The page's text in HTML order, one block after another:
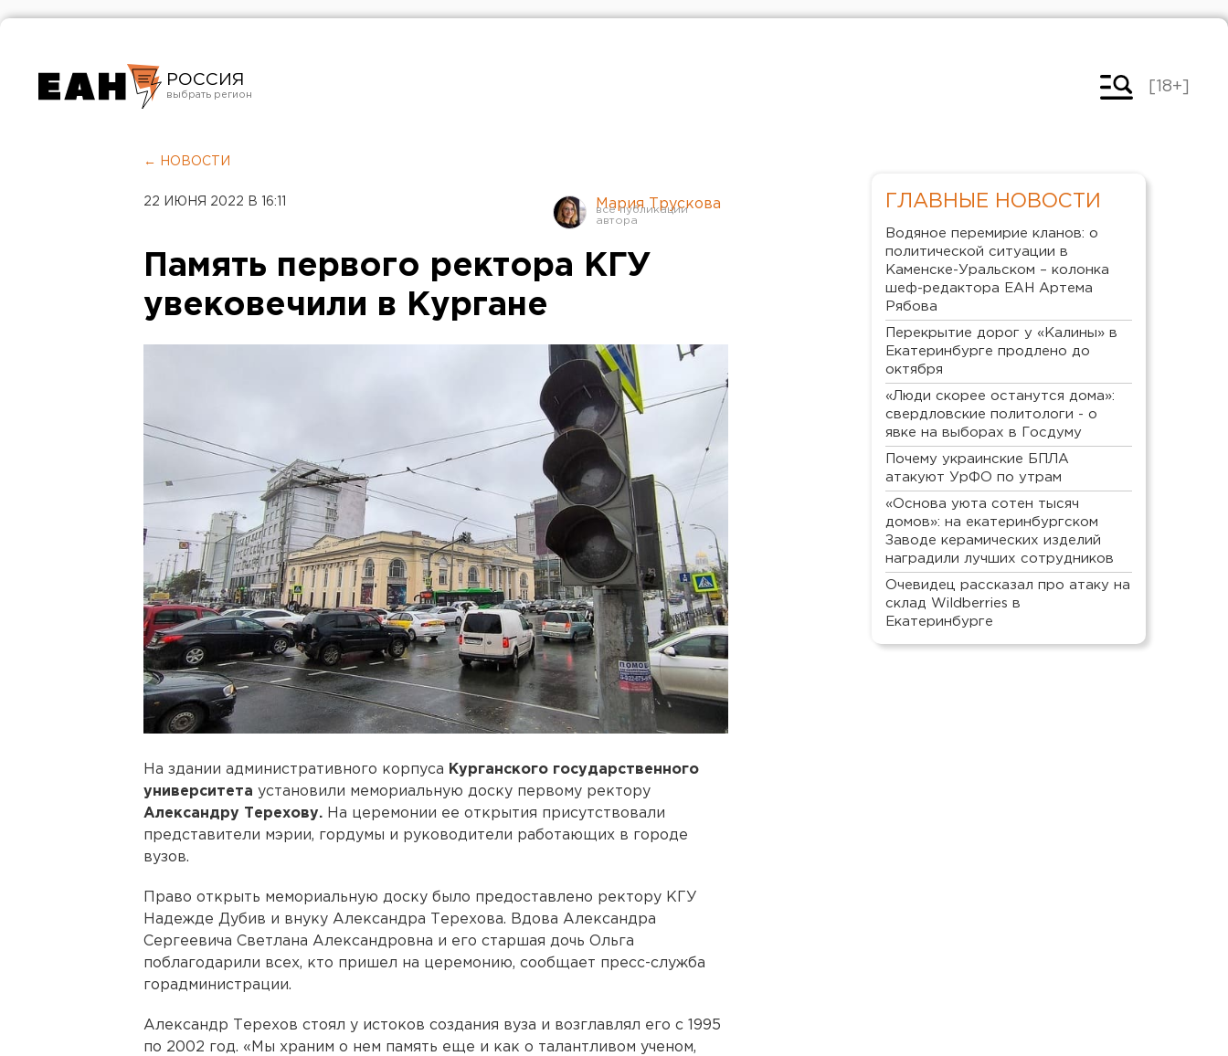
РОССИЯ
Челябинск
[18+]
← НОВОСТИ
22 ИЮНЯ 2022 В 16:11 Мария Трускова
Память первого ректора КГУ
увековечили в Кургане
На здании административного корпуса Курганского государственного
университета установили мемориальную доску первому ректору
Александру Терехову. На церемонии ее открытия присутствовали
представители мэрии, гордумы и руководители работающих в городе
вузов.
Право открыть мемориальную доску было предоставлено ректору КГУ
Надежде Дубив и внуку Александра Терехова. Вдова Александра
Сергеевича Светлана Александровна и его старшая дочь Ольга
поблагодарили всех, кто пришел на церемонию, сообщает пресс-служба
горадминистрации.
Александр Терехов стоял у истоков создания вуза и возглавлял его с 1995
по 2002 год. «Мы храним о нем память еще и как о талантливом ученом,
ГЛАВНЫЕ НОВОСТИ
Водяное перемирие кланов: о
политической ситуации в
Каменске-Уральском – колонка
шеф-редактора ЕАН Артема
Рябова
Перекрытие дорог у «Калины» в
Екатеринбурге продлено до
октября
«Люди скорее останутся дома»:
свердловские политологи - о
явке на выборах в Госдуму
Почему украинские БПЛА
атакуют УрФО по утрам
«Основа уюта сотен тысяч
домов»: на екатеринбургском
Заводе керамических изделий
наградили лучших сотрудников
Очевидец рассказал про атаку на
склад Wildberries в
Екатеринбурге